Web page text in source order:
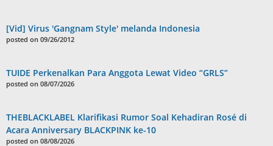
[Vid] Virus 'Gangnam Style' melanda Indonesia
posted on 09/26/2012
TUIDE Perkenalkan Para Anggota Lewat Video “GRLS”
posted on 08/07/2026
THEBLACKLABEL Klarifikasi Rumor Soal Kehadiran Rosé di
Acara Anniversary BLACKPINK ke-10
posted on 08/08/2026